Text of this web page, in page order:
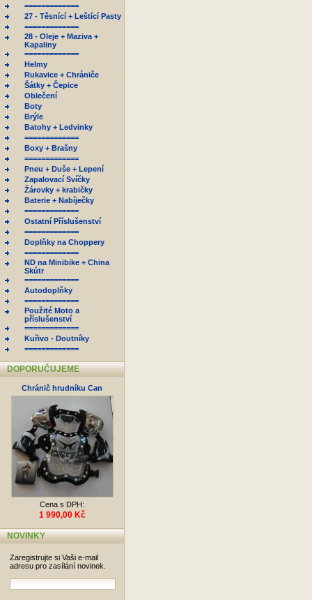
=============
27 - Těsnící + Leštící Pasty
=============
28 - Oleje + Maziva +
Kapaliny
=============
Helmy
Rukavice + Chrániče
Šátky + Čepice
Oblečení
Boty
Brýle
Batohy + Ledvinky
=============
Boxy + Brašny
=============
Pneu + Duše + Lepení
Zapalovací Svíčky
Žárovky + krabičky
Baterie + Nabíječky
=============
Ostatní Příslušenství
=============
Doplňky na Choppery
=============
ND na Minibike + China
Skútr
=============
Autodoplňky
=============
Použité Moto a
příslušenství
=============
Kuřivo - Doutníky
=============
DOPORUČUJEME
Chránič hrudníku Can
Cena s DPH:
1 990,00 Kč
NOVINKY
Zaregistrujte si Vaši e-mail
adresu pro zasílání novinek.